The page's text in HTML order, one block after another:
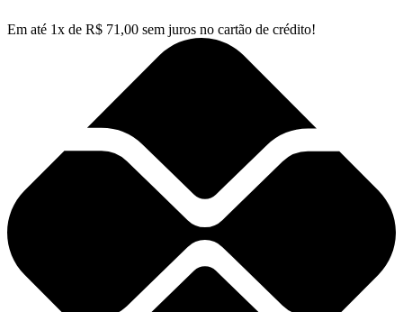
Em até 1x de R$ 71,00 sem juros no cartão de crédito!